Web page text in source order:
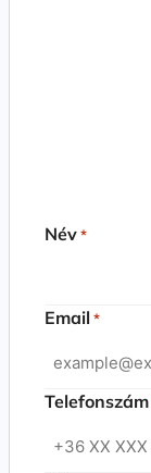
Név *
Email *
Telefonszám